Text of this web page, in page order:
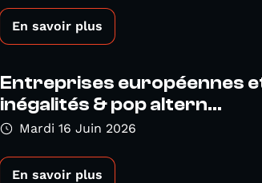
En savoir plus
Entreprises européennes
inégalités & pop altern...
Mardi 16 Juin 2026
En savoir plus